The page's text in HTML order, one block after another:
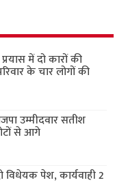
में दो कारों की
के चार लोगों की
उम्मीदवार सतीश
से आगे
पेश, कार्यवाही 2